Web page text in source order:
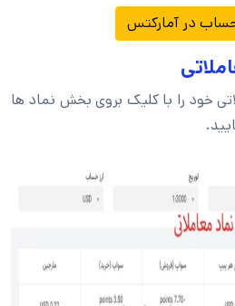
در آمارکتس
خود را با کلیک بروی بخش نماد ها